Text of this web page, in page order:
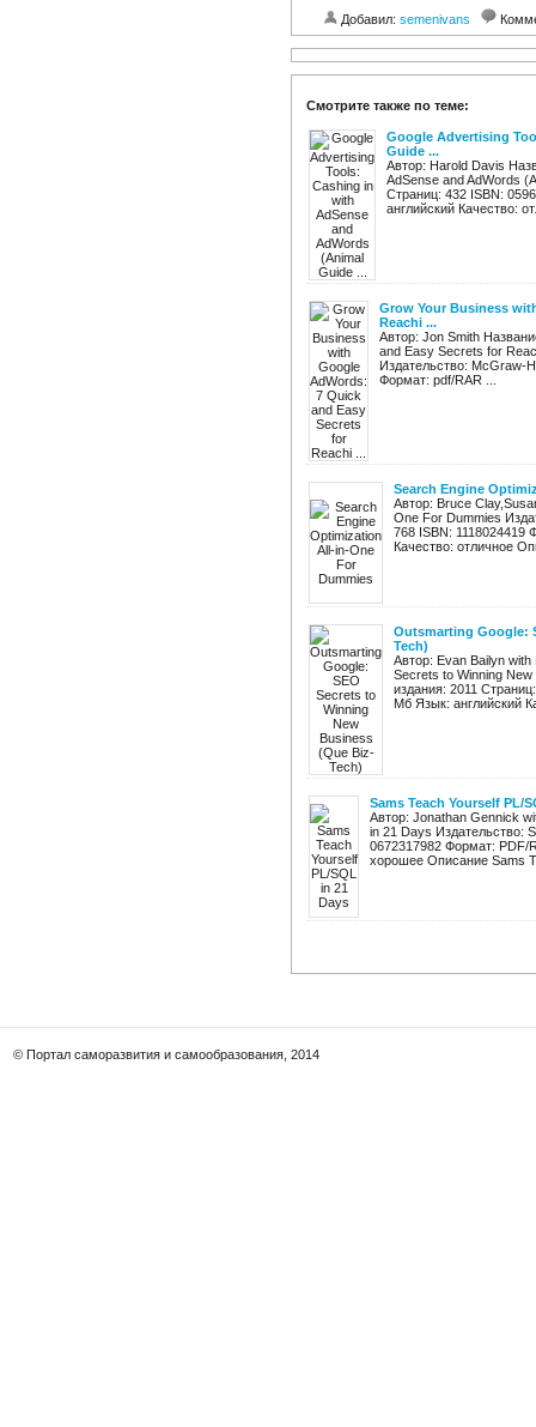
Добавил: semenivans
Смотрите также по теме:
Google Advertising
Guide ...
Автор: Harold Davis
AdSense and AdWords
Страниц: 432 ISBN:
английский Качество:
Grow Your Business
Reachi ...
Автор: Jon Smith
and Easy Secrets for
Издательство: McGraw-
Формат: pdf/RAR ...
Search Engine
Автор: Bruce
One For Dummies
768 ISBN: 1118024419
Качество: отличное
Outsmarting Google:
Tech)
Автор: Evan Bailyn
Secrets to Winning
издания: 2011
Мб Язык: английский
Sams Teach Yourself PL/
Автор: Jonathan Gennick
in 21 Days Издательство:
0672317982 Формат: PDF/
хорошее Описание Sams
© Портал саморазвития и самообразования, 2014